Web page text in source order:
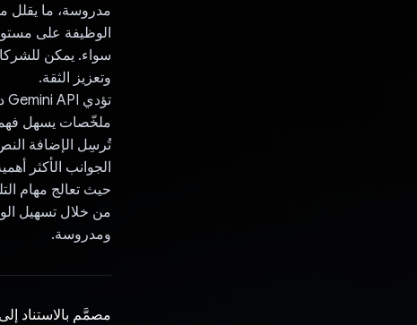
مدروسة، ما يقلل
الوظيفة على
سواء. يمكن
وتعزيز الثقة.
تُرسِل الإضافة
الجوانب الأكثر
حيث تعالج مهام
ومدروسة.
مصمَّم بالاستناد إلى